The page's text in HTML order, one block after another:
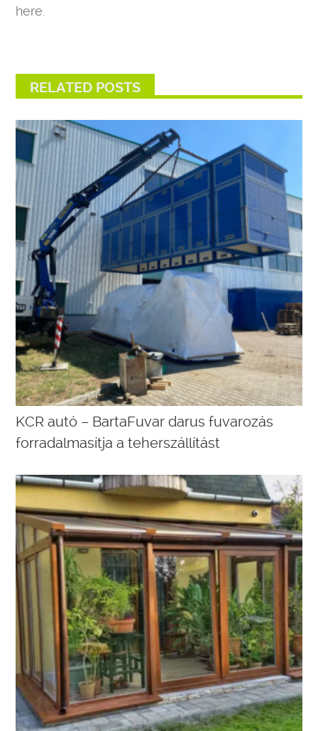
here.
RELATED POSTS
KCR autó – BartaFuvar darus fuvarozás
forradalmasítja a teherszállítást